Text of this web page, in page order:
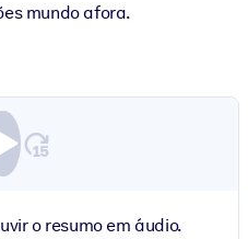
mundo afora.
o resumo em áudio.